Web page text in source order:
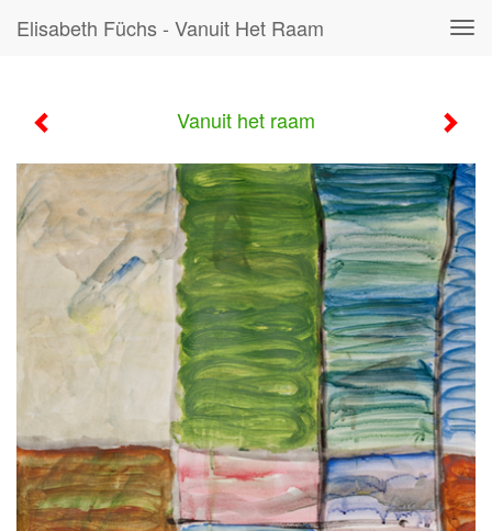
Elisabeth Füchs - Vanuit Het Raam
Vanuit het raam